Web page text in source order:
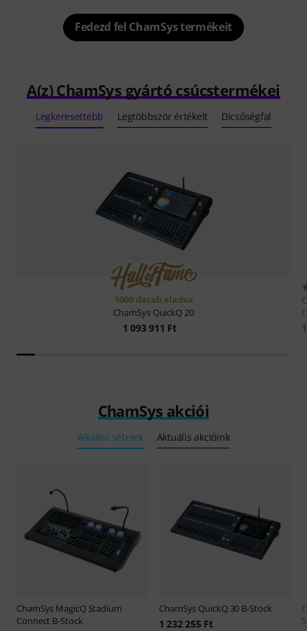
Fedezd fel ChamSys termékeit
A(z) ChamSys gyártó csúcstermékei
Legkeresettebb Legtöbbször értékelt Dicsőségfal
1000 darab eladva
ChamSys QuickQ 20
1 093 911 Ft
ChamSys akciói
Alkalmi vételek Aktuális akcióink
ChamSys MagicQ Stadium
Connect B-Stock
ChamSys QuickQ 30 B-Stock
1 232 255 Ft